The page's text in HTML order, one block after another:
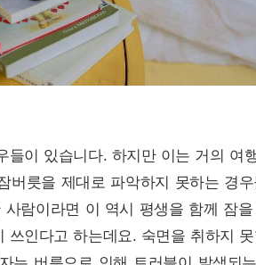
이 있습니다. 하지만 이는 거의 여
버릇을 제대로 파악하지 못하는 경
람이라면 이 역시 평생을 함께 잠
쓰인다고 하는데요. 숙면을 취하지